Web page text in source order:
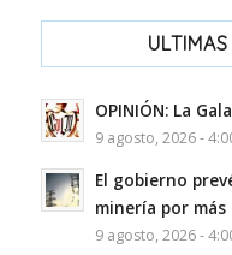
OPINIÓN: La
9 agosto, 2026 -
El gobierno
minería por más
9 agosto, 2026 -